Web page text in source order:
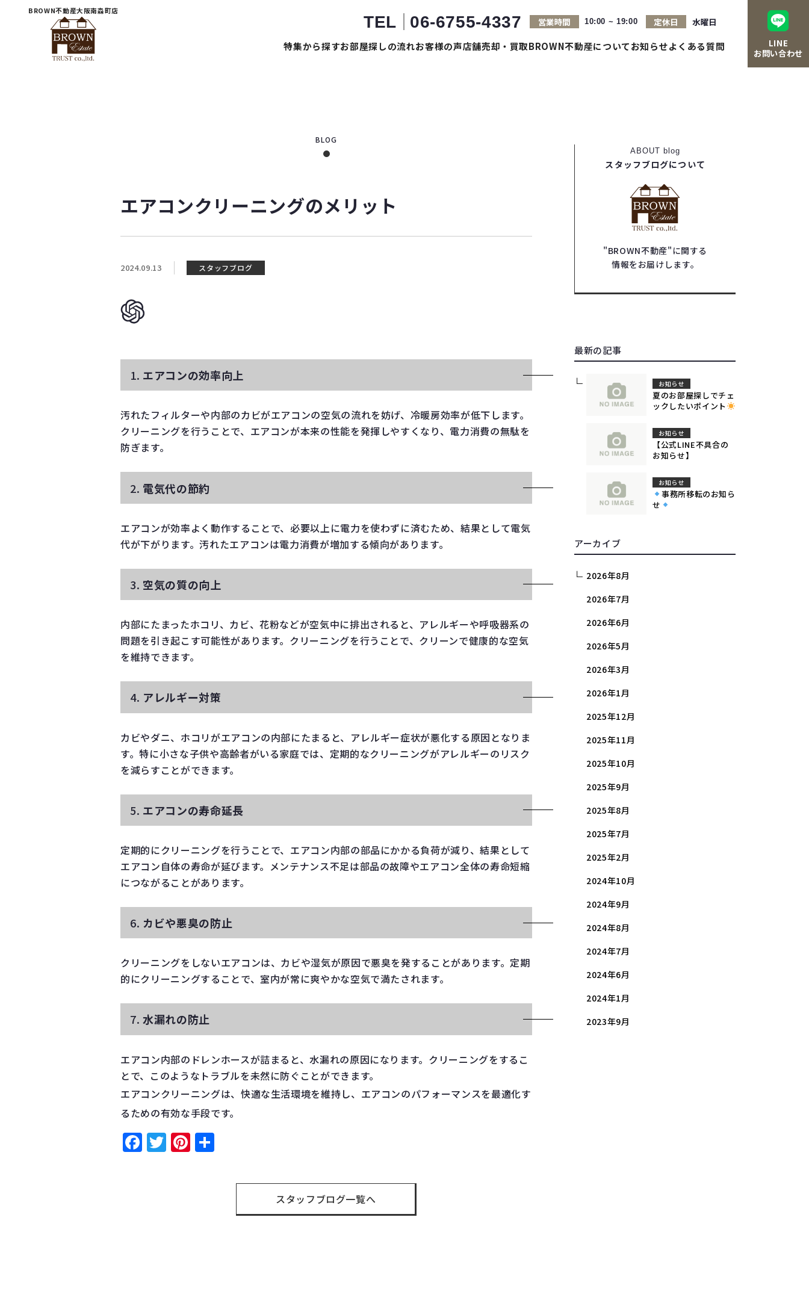
BROWN不動産大阪南森町店
TEL 06-6755-4337 営業時間 10:00 ~ 19:00 定休日 水曜日
特集から探すお部屋探しの流れお客様の声店舗売却・買取BROWN不動産についてお知らせよくある質問
LINE
お問い合わせ
エアコンクリーニングのメリット
BLOG
2024.09.13 スタッフブログ
1. エアコンの効率向上
汚れたフィルターや内部のカビがエアコンの空気の流れを妨げ、冷暖房効率が低下します。
クリーニングを行うことで、エアコンが本来の性能を発揮しやすくなり、電力消費の無駄を
防ぎます。
2. 電気代の節約
エアコンが効率よく動作することで、必要以上に電力を使わずに済むため、結果として電気
代が下がります。汚れたエアコンは電力消費が増加する傾向があります。
3. 空気の質の向上
内部にたまったホコリ、カビ、花粉などが空気中に排出されると、アレルギーや呼吸器系の
問題を引き起こす可能性があります。クリーニングを行うことで、クリーンで健康的な空気
を維持できます。
4. アレルギー対策
カビやダニ、ホコリがエアコンの内部にたまると、アレルギー症状が悪化する原因となりま
す。特に小さな子供や高齢者がいる家庭では、定期的なクリーニングがアレルギーのリスク
を減らすことができます。
5. エアコンの寿命延長
定期的にクリーニングを行うことで、エアコン内部の部品にかかる負荷が減り、結果として
エアコン自体の寿命が延びます。メンテナンス不足は部品の故障やエアコン全体の寿命短縮
につながることがあります。
6. カビや悪臭の防止
クリーニングをしないエアコンは、カビや湿気が原因で悪臭を発することがあります。定期
的にクリーニングすることで、室内が常に爽やかな空気で満たされます。
7.水漏れの防止
エアコン内部のドレンホースが詰まると、水漏れの原因になります。クリーニングをするこ
とで、このようなトラブルを未然に防ぐことができます。
エアコンクリーニングは、快適な生活環境を維持し、エアコンのパフォーマンスを最適化す
るための有効な手段です。
Facebook
Twitter
Pinterest
スタッフブログ一覧へ
ABOUT blog
スタッフブログについて
"BROWN不動産"に関する
情報をお届けします。
最新の記事
お知らせ
夏のお部屋探しでチェ
ックしたいポイント
お知らせ
【公式LINE不具合の
お知らせ】
お知らせ
事務所移転のお知ら
せ
アーカイブ
2026年8月
2026年7月
2026年6月
2026年5月
2026年3月
2026年1月
2025年12月
2025年11月
2025年10月
2025年9月
2025年8月
2025年7月
2025年2月
2024年10月
2024年9月
2024年8月
2024年7月
2024年6月
2024年1月
2023年9月